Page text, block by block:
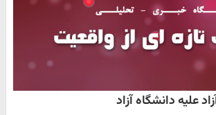
علیه دانشگاه آزاد